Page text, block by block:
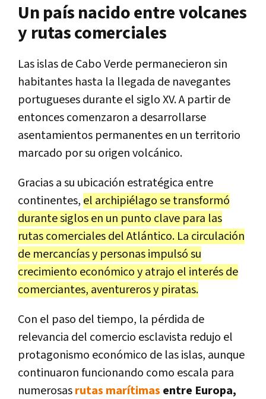
Un país nacido entre volcanes
y rutas comerciales
Las islas de Cabo Verde permanecieron sin
habitantes hasta la llegada de navegantes
portugueses durante el siglo XV. A partir de
entonces comenzaron a desarrollarse
asentamientos permanentes en un territorio
marcado por su origen volcánico.
Gracias a su ubicación estratégica entre
continentes, el archipiélago se transformó
durante siglos en un punto clave para las
rutas comerciales del Atlántico. La circulación
de mercancías y personas impulsó su
crecimiento económico y atrajo el interés de
comerciantes, aventureros y piratas.
Con el paso del tiempo, la pérdida de
relevancia del comercio esclavista redujo el
protagonismo económico de las islas, aunque
continuaron funcionando como escala para
numerosasrutas marítimas entre Europa,